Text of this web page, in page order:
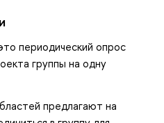
периодический опрос
группы на одну
предлагают на